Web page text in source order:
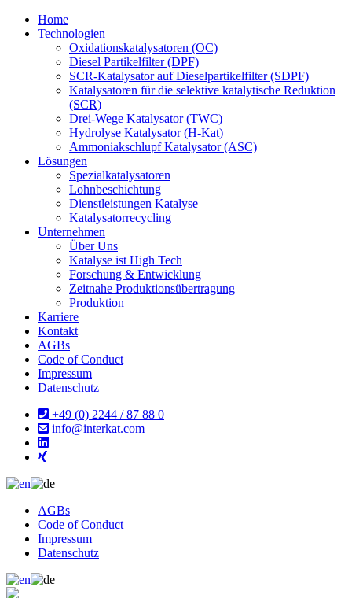
Home
Technologien
Oxidationskatalysatoren (OC)
Diesel Partikelfilter (DPF)
SCR-Katalysator auf Dieselpartikelfilter (SDPF)
Katalysatoren für die selektive katalytische Reduktion
(SCR)
Drei-Wege Katalysator (TWC)
Hydrolyse Katalysator (H-Kat)
Ammoniakschlupf Katalysator (ASC)
Lösungen
Spezialkatalysatoren
Lohnbeschichtung
Dienstleistungen Katalyse
Katalysatorrecycling
Unternehmen
Über Uns
Katalyse ist High Tech
Forschung & Entwicklung
Zeitnahe Produktionsübertragung
Produktion
Karriere
Kontakt
AGBs
Code of Conduct
Impressum
Datenschutz
+49 (0) 2244 / 87 88 0
info@interkat.com
AGBs
Code of Conduct
Impressum
Datenschutz